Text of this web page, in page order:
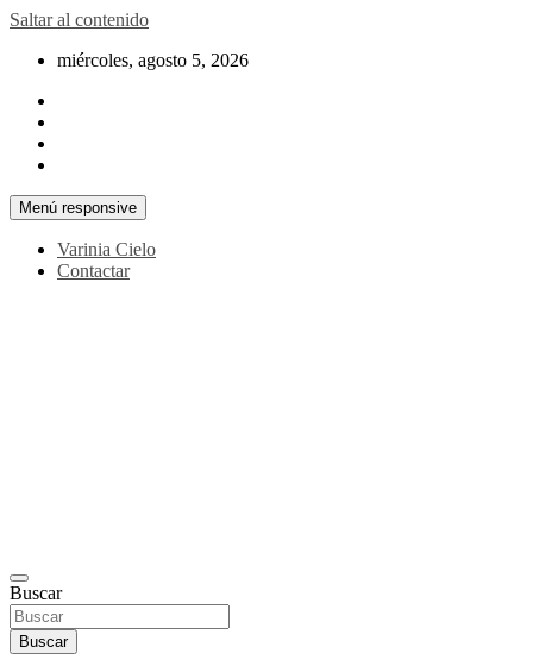
Saltar al contenido
miércoles, agosto 5, 2026
Menú responsive
Varinia Cielo
Contactar
Buscar
Buscar